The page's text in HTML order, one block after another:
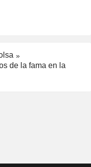
de la fama en la